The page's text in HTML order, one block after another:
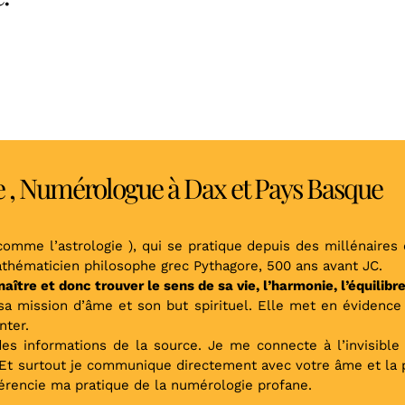
Numérologue à Dax et Pays Basque
l’astrologie ), qui se pratique depuis des
philosophe grec Pythagore, 500 ans avant JC.
et donc trouver le sens de sa vie, l’harmonie,
mission d’âme et son but spirituel. Elle met en
informations de la source. Je me connecte à
surtout je communique directement avec votre âme et
ma pratique de la numérologie profane.